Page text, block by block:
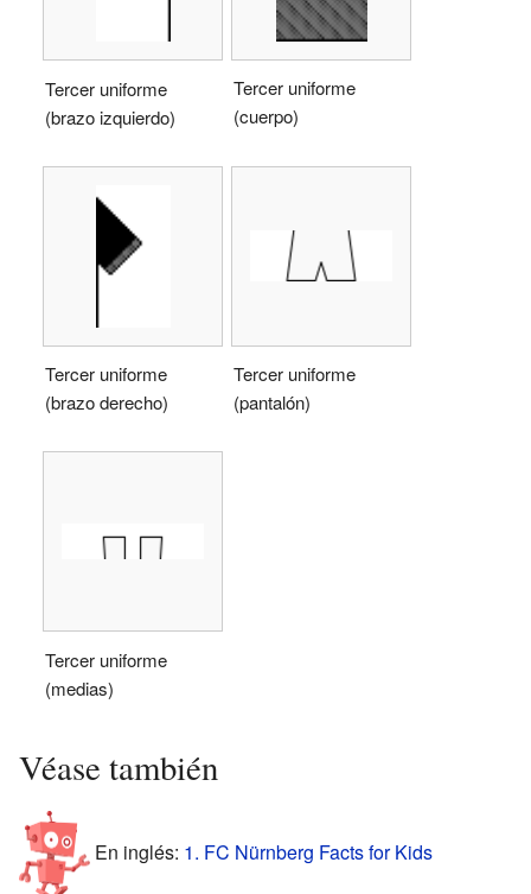
Tercer uniforme
(brazo izquierdo)
Tercer uniforme
(cuerpo)
Tercer uniforme
(brazo derecho)
Tercer uniforme
(pantalón)
Tercer uniforme
(medias)
Véase también
En inglés: 1. FC Nürnberg Facts for Kids